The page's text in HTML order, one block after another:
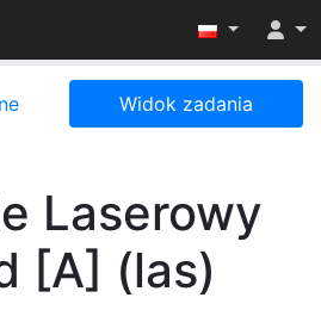
widoczność menu
Widok zadania
Laserowy
[A] (las)